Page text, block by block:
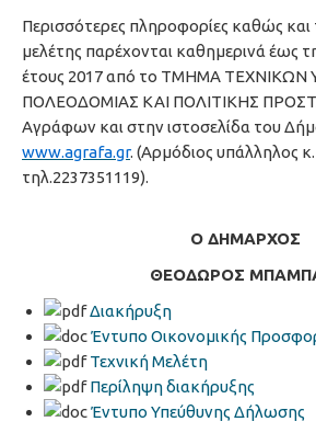
Περισσότερες πληροφορίες καθώς και
μελέτης παρέχονται καθημερινά έως
έτους 2017 από το ΤΜΗΜΑ ΤΕΧΝΙΚΩΝ
ΠΟΛΕΟΔΟΜΙΑΣ ΚΑΙ ΠΟΛΙΤΙΚΗΣ
Αγράφων και στην ιστοσελίδα του
www.agrafa.gr. (Αρμόδιος υπάλληλος
τηλ.2237351119).
Ο ΔΗΜΑΡΧΟΣ
ΘΕΟΔΩΡΟΣ
Διακήρυξη
Έντυπο Οικονομικής
Τεχνική Μελέτη
Περίληψη διακήρυξης
Έντυπο Υπεύθυνης Δήλωσης